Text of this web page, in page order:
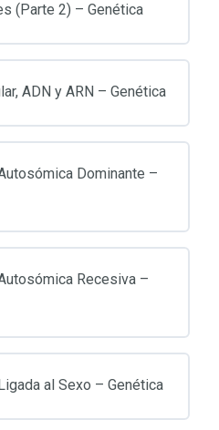
(Parte 2) – Genética
ADN y ARN – Genética
Dominante –
Recesiva –
al Sexo – Genética